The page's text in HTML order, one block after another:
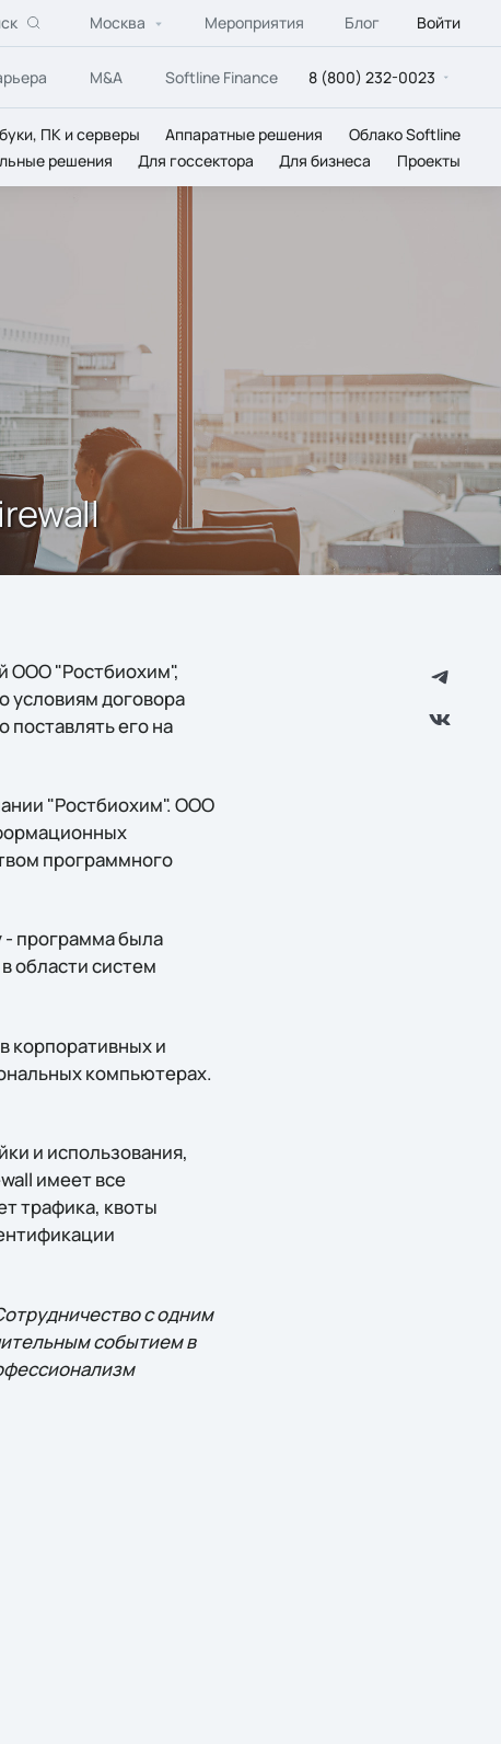
Москва Мероприятия Блог Войти
M&A Softline Finance 8 (800) 232-0023
ПК и серверы Аппаратные решения
Облако Softline
решения Для госсектора Для бизнеса Проекты
ООО "Ростбиохим",
условиям договора
поставлять его на
"Ростбиохим". ООО
программного
- программа была
области систем
корпоративных и
компьютерах.
и использования,
имеет все
трафика, квоты
с одним
событием в